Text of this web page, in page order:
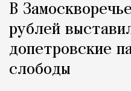
Город
В
рублей
допетровские
слободы